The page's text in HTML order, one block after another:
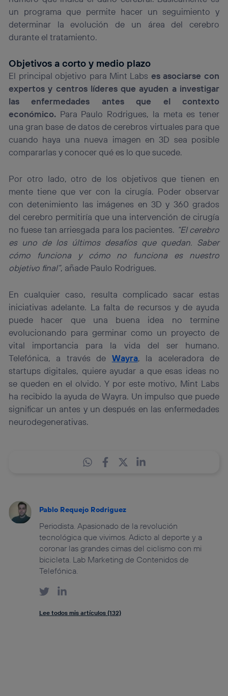
un programa que permite hacer un seguimiento y
determinar la evolución de un área del cerebro
durante el tratamiento.
Objetivos a corto y medio plazo
El principal objetivo para Mint Labs es asociarse con
expertos y centros líderes que ayuden a investigar
las enfermedades antes que el contexto
económico. Para Paulo Rodrigues, la meta es tener
una gran base de datos de cerebros virtuales para que
cuando haya una nueva imagen en 3D sea posible
compararlas y conocer qué es lo que sucede.
Por otro lado, otro de los objetivos que tienen en
mente tiene que ver con la cirugía. Poder observar
con detenimiento las imágenes en 3D y 360 grados
del cerebro permitiría que una intervención de cirugía
no fuese tan arriesgada para los pacientes. “El cerebro
es uno de los últimos desafíos que quedan. Saber
cómo funciona y cómo no funciona es nuestro
objetivo final”, añade Paulo Rodrigues.
En cualquier caso, resulta complicado sacar estas
iniciativas adelante. La falta de recursos y de ayuda
puede hacer que una buena idea no termine
evolucionando para germinar como un proyecto de
vital importancia para la vida del ser humano.
Telefónica, a través de Wayra, la aceleradora de
startups digitales, quiere ayudar a que esas ideas no
se queden en el olvido. Y por este motivo, Mint Labs
ha recibido la ayuda de Wayra. Un impulso que puede
significar un antes y un después en las enfermedades
neurodegenerativas.
Pablo Requejo Rodriguez
Periodista. Apasionado de la revolución
tecnológica que vivimos. Adicto al deporte y a
coronar las grandes cimas del ciclismo con mi
bicicleta. Lab Marketing de Contenidos de
Telefónica.
Lee todos mis artículos (132)